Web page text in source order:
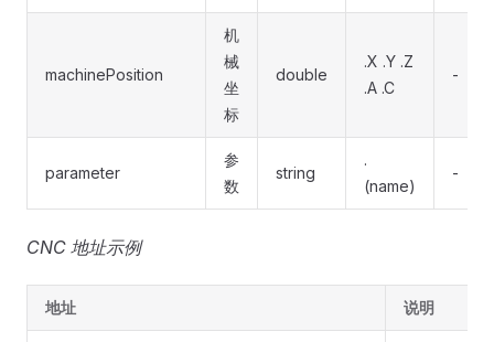
machinePosition
机
械
坐
标
double
.X .Y .Z
.A .C
-
parameter
参
数
string
.
(name)
-
CNC 地址示例
地址 说明